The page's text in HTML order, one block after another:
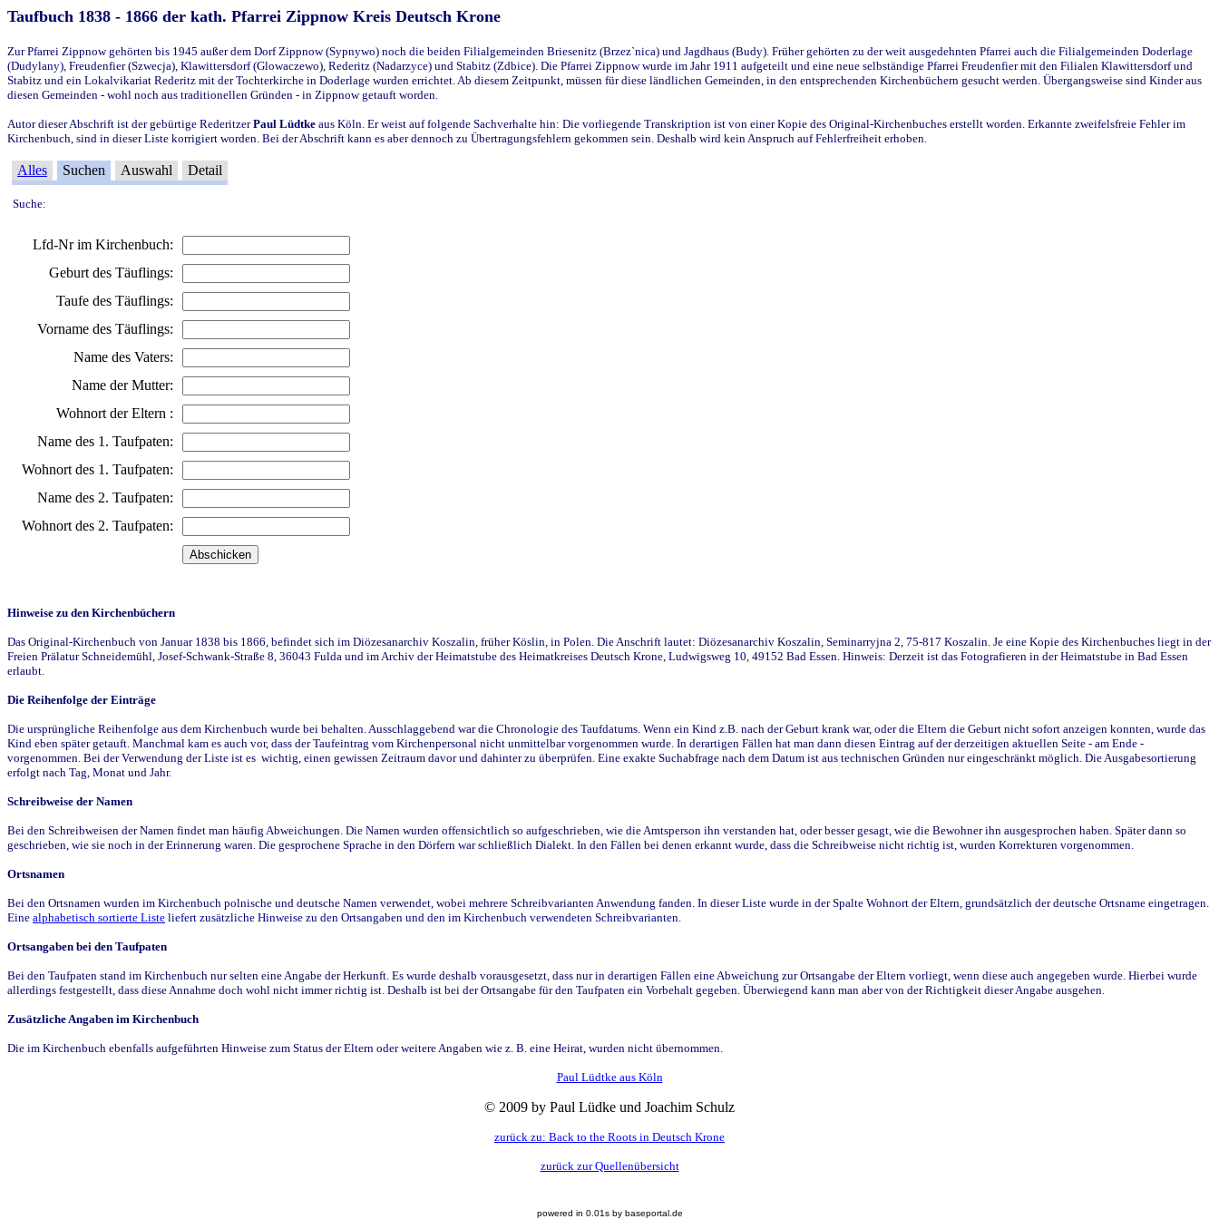
Taufbuch 1838 - 1866 der kath. Pfarrei Zippnow Kreis Deutsch Krone
Zur Pfarrei Zippnow gehörten bis 1945 außer dem Dorf Zippnow (Sypnywo) noch die beiden Filialgemeinden Briesenitz (Brzez`nica) und Jagdhaus (Budy). Früher gehörten zu der weit ausgedehnten Pfarrei auch die Filialgemeinden Doderlage
(Dudylany), Freudenfier (Szwecja), Klawittersdorf (Glowaczewo), Rederitz (Nadarzyce) und Stabitz (Zdbice). Die Pfarrei Zippnow wurde im Jahr 1911 aufgeteilt und eine neue selbständige Pfarrei Freudenfier mit den Filialen Klawittersdorf und
Stabitz und ein Lokalvikariat Rederitz mit der Tochterkirche in Doderlage wurden errichtet. Ab diesem Zeitpunkt, müssen für diese ländlichen Gemeinden, in den entsprechenden Kirchenbüchern gesucht werden. Übergangsweise sind Kinder aus
diesen Gemeinden - wohl noch aus traditionellen Gründen - in Zippnow getauft worden.
Autor dieser Abschrift ist der gebürtige RederitzerPaul Lüdtke aus Köln. Er weist auf folgende Sachverhalte hin: Die vorliegende Transkription ist von einer Kopie des Original-Kirchenbuches erstellt worden. Erkannte zweifelsfreie Fehler im
Kirchenbuch, sind in dieser Liste korrigiert worden. Bei der Abschrift kann es aber dennoch zu Übertragungsfehlern gekommen sein. Deshalb wird kein Anspruch auf Fehlerfreiheit erhoben.
Alles Suchen Auswahl Detail
Suche:
Lfd-Nr im Kirchenbuch:
Geburt des Täuflings:
Taufe des Täuflings:
Vorname des Täuflings:
Name des Vaters:
Name der Mutter:
Wohnort der Eltern :
Name des 1. Taufpaten:
Wohnort des 1. Taufpaten:
Name des 2. Taufpaten:
Wohnort des 2. Taufpaten:
Hinweise zu den Kirchenbüchern
Das Original-Kirchenbuch von Januar 1838 bis 1866, befindet sich im Diözesanarchiv Koszalin, früher Köslin, in Polen. Die Anschrift lautet: Diözesanarchiv Koszalin, Seminarryjna 2, 75-817 Koszalin. Je eine Kopie des Kirchenbuches liegt in der
Freien Prälatur Schneidemühl, Josef-Schwank-Straße 8, 36043 Fulda und im Archiv der Heimatstube des Heimatkreises Deutsch Krone, Ludwigsweg 10, 49152 Bad Essen. Hinweis: Derzeit ist das Fotografieren in der Heimatstube in Bad Essen
erlaubt.
Die Reihenfolge der Einträge
Die ursprüngliche Reihenfolge aus dem Kirchenbuch wurde bei behalten. Ausschlaggebend war die Chronologie des Taufdatums. Wenn ein Kind z.B. nach der Geburt krank war, oder die Eltern die Geburt nicht sofort anzeigen konnten, wurde das
Kind eben später getauft. Manchmal kam es auch vor, dass der Taufeintrag vom Kirchenpersonal nicht unmittelbar vorgenommen wurde. In derartigen Fällen hat man dann diesen Eintrag auf der derzeitigen aktuellen Seite - am Ende -
vorgenommen. Bei der Verwendung der Liste ist es wichtig, einen gewissen Zeitraum davor und dahinter zu überprüfen. Eine exakte Suchabfrage nach dem Datum ist aus technischen Gründen nur eingeschränkt möglich. Die Ausgabesortierung
erfolgt nach Tag, Monat und Jahr.
Schreibweise der Namen
Bei den Schreibweisen der Namen findet man häufig Abweichungen. Die Namen wurden offensichtlich so aufgeschrieben, wie die Amtsperson ihn verstanden hat, oder besser gesagt, wie die Bewohner ihn ausgesprochen haben. Später dann so
geschrieben, wie sie noch in der Erinnerung waren. Die gesprochene Sprache in den Dörfern war schließlich Dialekt. In den Fällen bei denen erkannt wurde, dass die Schreibweise nicht richtig ist, wurden Korrekturen vorgenommen.
Ortsnamen
Bei den Ortsnamen wurden im Kirchenbuch polnische und deutsche Namen verwendet, wobei mehrere Schreibvarianten Anwendung fanden. In dieser Liste wurde in der Spalte Wohnort der Eltern, grundsätzlich der deutsche Ortsname eingetragen.
Eine alphabetisch sortierte Liste liefert zusätzliche Hinweise zu den Ortsangaben und den im Kirchenbuch verwendeten Schreibvarianten.
Ortsangaben bei den Taufpaten
Bei den Taufpaten stand im Kirchenbuch nur selten eine Angabe der Herkunft. Es wurde deshalb vorausgesetzt, dass nur in derartigen Fällen eine Abweichung zur Ortsangabe der Eltern vorliegt, wenn diese auch angegeben wurde. Hierbei wurde
allerdings festgestellt, dass diese Annahme doch wohl nicht immer richtig ist. Deshalb ist bei der Ortsangabe für den Taufpaten ein Vorbehalt gegeben. Überwiegend kann man aber von der Richtigkeit dieser Angabe ausgehen.
Zusätzliche Angaben im Kirchenbuch
Die im Kirchenbuch ebenfalls aufgeführten Hinweise zum Status der Eltern oder weitere Angaben wie z. B. eine Heirat, wurden nicht übernommen.
Paul Lüdtke aus Köln
© 2009 by Paul Lüdke und Joachim Schulz
zurück zu: Back to the Roots in Deutsch Krone
zurück zur Quellenübersicht
powered in 0.01s by baseportal.de